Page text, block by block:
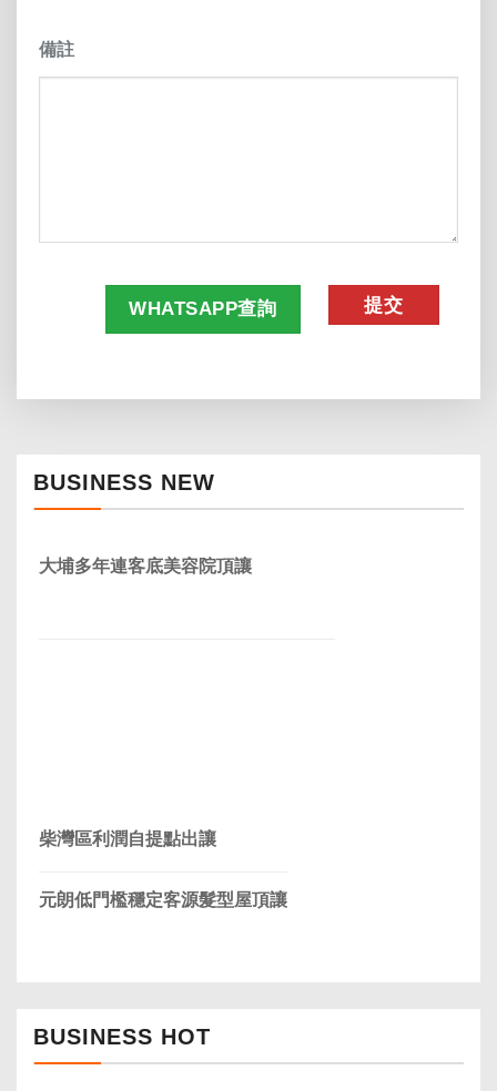
備註
WHATSAPP查詢
BUSINESS NEW
大埔多年連客底美容院頂讓
柴灣區利潤自提點出讓
元朗低門檻穩定客源髮型屋頂讓
BUSINESS HOT